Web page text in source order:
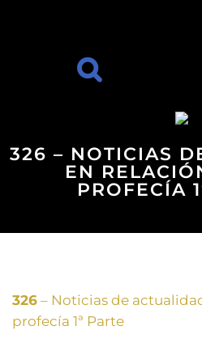
326 – NOTICIAS
EN
PROFECÍA
326 – Noticias de
profecía 1ª Parte